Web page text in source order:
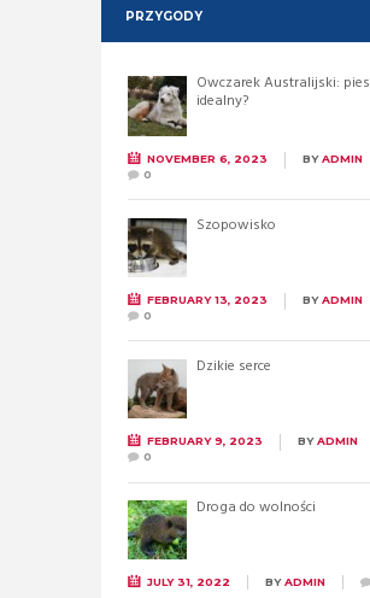
PRZYGODY
Owczarek Australijski: pies
idealny?
NOVEMBER 6, 2023 BYADMIN
0
Szopowisko
FEBRUARY 13, 2023 BYADMIN
0
Dzikie serce
FEBRUARY 9, 2023 BYADMIN
0
Droga do wolności
JULY 31, 2022 BYADMIN